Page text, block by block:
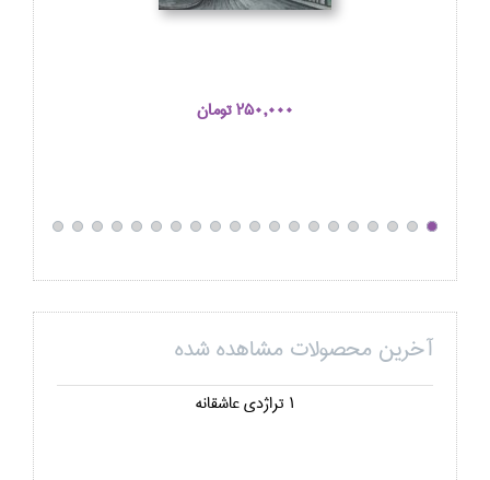
250,000 تومان
آخرین محصولات مشاهده شده
1 تراژدي عاشقانه